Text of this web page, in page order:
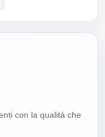
con la qualità che